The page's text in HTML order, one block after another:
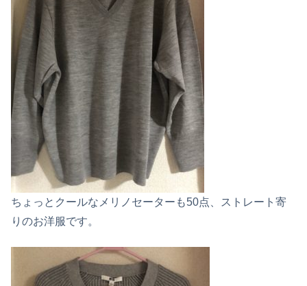
ちょっとクールなメリノセーターも50点、ストレート寄
りのお洋服です。